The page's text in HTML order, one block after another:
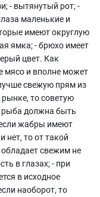
- вытянутый рот; -
маленькие и
имеют округлую
ямка; - брюхо имеет
цвет. Как
мясо и вполне может
свежую прям из
то советую
рыба должна быть
жабры имеют
нет, то от такой
свежим не
в глазах; - при
в исходное
наоборот, то